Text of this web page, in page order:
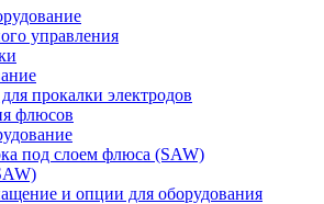
управления
прокалки электродов
флюсов
под слоем флюса (SAW)
и опции для оборудования